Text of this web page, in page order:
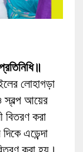
লোহাগড়া
স্বল্প আয়ের
বিতরণ করা
এড়েন্দা